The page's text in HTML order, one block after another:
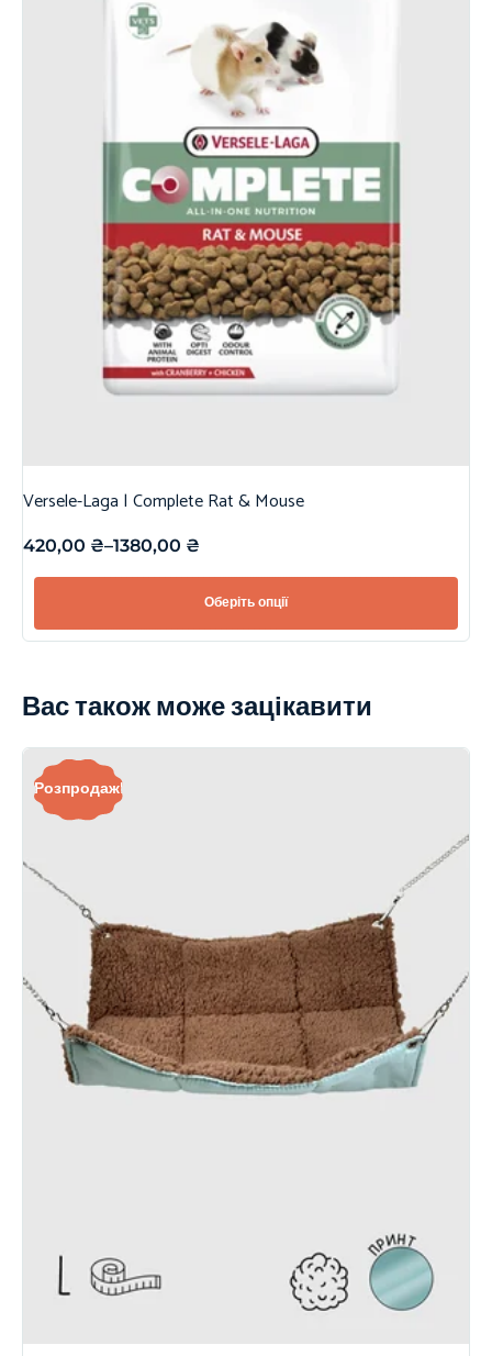
Versele-Laga | Complete Rat & Mouse
420,00 ₴–1380,00 ₴
Оберіть опції
Вас також може зацікавити
Розпродаж!